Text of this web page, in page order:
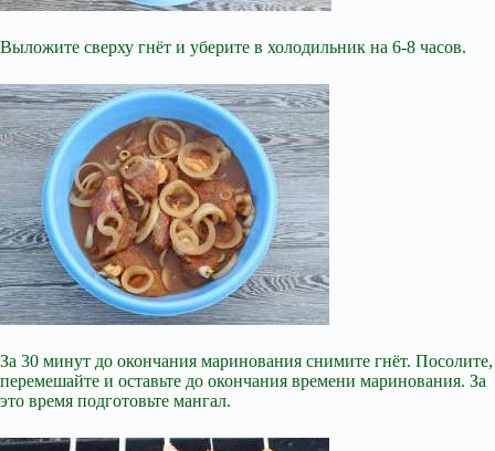
Выложите сверху гнёт и уберите в холодильник на 6-8 часов.
За 30 минут до окончания маринования снимите гнёт. Посолите,
перемешайте и оставьте до окончания времени маринования. За
это время подготовьте мангал.